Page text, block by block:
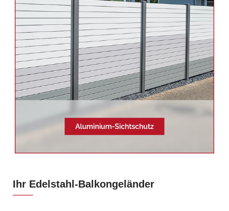
Ihr Edelstahl-Balkongeländer